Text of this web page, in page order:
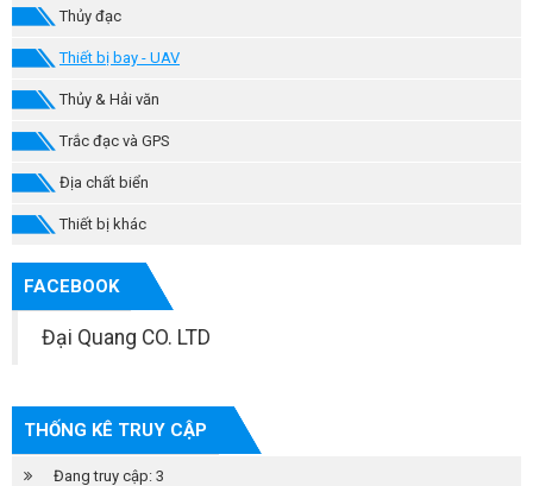
Thủy đạc
Thiết bị bay - UAV
Thủy & Hải văn
Trắc đạc và GPS
Địa chất biển
Thiết bị khác
FACEBOOK
Đại Quang CO. LTD
THỐNG KÊ TRUY CẬP
Đang truy cập: 3